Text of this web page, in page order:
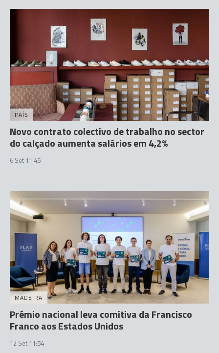
PAÍS
Novo contrato colectivo de trabalho no sector
do calçado aumenta salários em 4,2%
6 Set 11:45
MADEIRA
Prémio nacional leva comitiva da Francisco
Franco aos Estados Unidos
12 Set 11:54